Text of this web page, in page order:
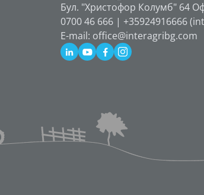
Бул. "Христофор Колумб" 64
0700 46 666 | +35924916666
E-mail: office@interagribg.com